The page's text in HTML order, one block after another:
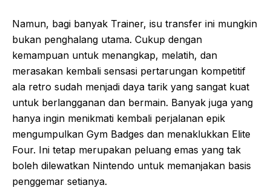
Namun, bagi banyak Trainer, isu transfer ini mungkin
bukan penghalang utama. Cukup dengan
kemampuan untuk menangkap, melatih, dan
merasakan kembali sensasi pertarungan kompetitif
ala retro sudah menjadi daya tarik yang sangat kuat
untuk berlangganan dan bermain. Banyak juga yang
hanya ingin menikmati kembali perjalanan epik
mengumpulkan Gym Badges dan menaklukkan Elite
Four. Ini tetap merupakan peluang emas yang tak
boleh dilewatkan Nintendo untuk memanjakan basis
penggemar setianya.